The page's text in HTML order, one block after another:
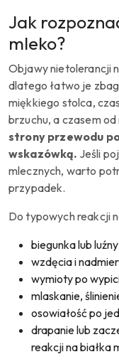
Jak
mleko?
Objawy nietolerancji
dlatego łatwo je
miękkiego stolca,
brzuchu, a czasem
strony przewodu
wskazówką. Jeśli
mlecznych, warto
przypadek.
Do typowych reakcji
biegunka lub
wzdęcia i
wymioty po
mlaskanie,
osowiałość po
drapanie lub
reakcji na białka